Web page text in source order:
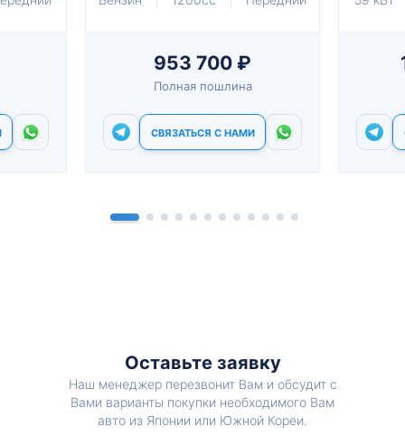
953 700 ₽
Полная пошлина
СВЯЗАТЬСЯ С НАМИ
Оставьте заявку
Наш менеджер перезвонит Вам и обсудит с
Вами варианты покупки необходимого Вам
авто из Японии или Южной Кореи.